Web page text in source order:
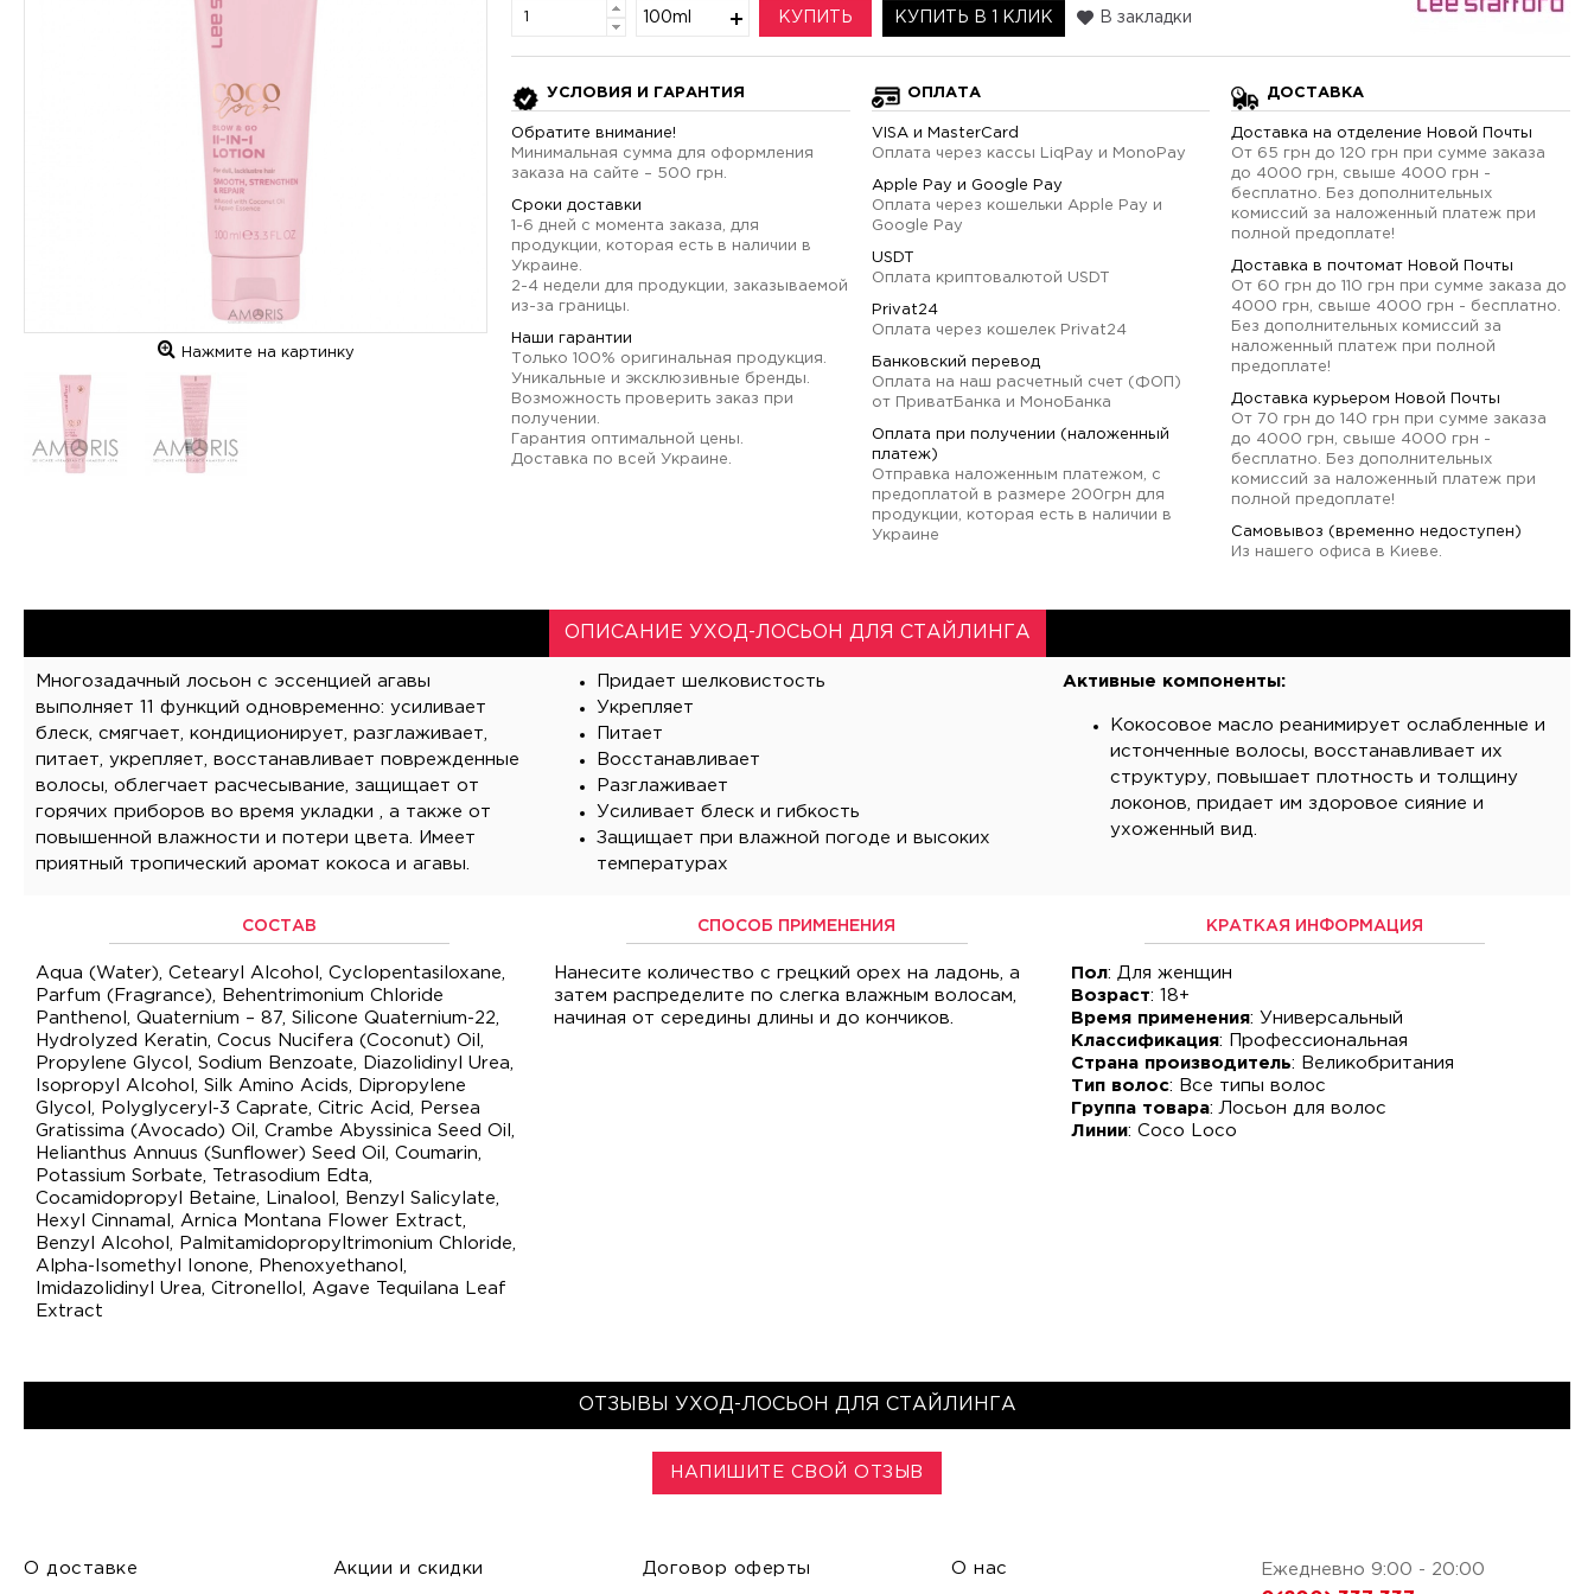
Нажмите на картинку
100ml КУПИТЬ КУПИТЬ В 1 КЛИК В закладки
УСЛОВИЯ И ГАРАНТИЯ
Обратите внимание!
Минимальная сумма для оформления
заказа на сайте – 500 грн.
Сроки доставки
1-6 дней с момента заказа, для
продукции, которая есть в наличии в
Украине.
2-4 недели для продукции, заказываемой
из-за границы.
Наши гарантии
Только 100% оригинальная продукция.
Уникальные и эксклюзивные бренды.
Возможность проверить заказ при
получении.
Гарантия оптимальной цены.
Доставка по всей Украине.
ОПЛАТА
VISA и MasterCard
Оплата через кассы LiqPay и MonoPay
Apple Pay и Google Pay
Оплата через кошельки Apple Pay и
Google Pay
USDT
Оплата криптовалютой USDT
Privat24
Оплата через кошелек Privat24
Банковский перевод
Оплата на наш расчетный счет (ФОП)
от ПриватБанка и МоноБанка
Оплата при получении (наложенный
платеж)
Отправка наложенным платежом, с
предоплатой в размере 200грн для
продукции, которая есть в наличии в
Украине
ДОСТАВКА
Доставка на отделение Новой Почты
От 65 грн до 120 грн при сумме заказа
до 4000 грн, свыше 4000 грн -
бесплатно. Без дополнительных
комиссий за наложенный платеж при
полной предоплате!
Доставка в почтомат Новой Почты
От 60 грн до 110 грн при сумме заказа до
4000 грн, свыше 4000 грн - бесплатно.
Без дополнительных комиссий за
наложенный платеж при полной
предоплате!
Доставка курьером Новой Почты
От 70 грн до 140 грн при сумме заказа
до 4000 грн, свыше 4000 грн -
бесплатно. Без дополнительных
комиссий за наложенный платеж при
полной предоплате!
Самовывоз (временно недоступен)
Из нашего офиса в Киеве.
ОПИСАНИЕ УХОД-ЛОСЬОН ДЛЯ СТАЙЛИНГА
Многозадачный лосьон с эссенцией агавы
выполняет 11 функций одновременно: усиливает
блеск, смягчает, кондиционирует, разглаживает,
питает, укрепляет, восстанавливает поврежденные
волосы, облегчает расчесывание, защищает от
горячих приборов во время укладки , а также от
повышенной влажности и потери цвета. Имеет
приятный тропический аромат кокоса и агавы.
Придает шелковистость
Укрепляет
Питает
Восстанавливает
Разглаживает
Усиливает блеск и гибкость
Защищает при влажной погоде и высоких
температурах
Активные компоненты:
Кокосовое масло реанимирует ослабленные и
истонченные волосы, восстанавливает их
структуру, повышает плотность и толщину
локонов, придает им здоровое сияние и
ухоженный вид.
СОСТАВ
Aqua (Water), Cetearyl Alcohol, Cyclopentasiloxane,
Parfum (Fragrance), Behentrimonium Chloride
Panthenol, Quaternium – 87, Silicone Quaternium-22,
Hydrolyzed Keratin, Cocus Nucifera (Coconut) Oil,
Propylene Glycol, Sodium Benzoate, Diazolidinyl Urea,
Isopropyl Alcohol, Silk Amino Acids, Dipropylene
Glycol, Polyglyceryl-3 Caprate, Citric Acid, Persea
Gratissima (Avocado) Oil, Crambe Abyssinica Seed Oil,
Helianthus Annuus (Sunflower) Seed Oil, Coumarin,
Potassium Sorbate, Tetrasodium Edta,
Cocamidopropyl Betaine, Linalool, Benzyl Salicylate,
Hexyl Cinnamal, Arnica Montana Flower Extract,
Benzyl Alcohol, Palmitamidopropyltrimonium Chloride,
Alpha-Isomethyl Ionone, Phenoxyethanol,
Imidazolidinyl Urea, Citronellol, Agave Tequilana Leaf
Extract
СПОСОБ ПРИМЕНЕНИЯ
Нанесите количество с грецкий орех на ладонь, а
затем распределите по слегка влажным волосам,
начиная от середины длины и до кончиков.
КРАТКАЯ ИНФОРМАЦИЯ
Пол: Для женщин
Возраст: 18+
Время применения: Универсальный
Классификация: Профессиональная
Страна производитель: Великобритания
Тип волос: Все типы волос
Группа товара: Лосьон для волос
Линии: Coco Loco
ОТЗЫВЫ УХОД-ЛОСЬОН ДЛЯ СТАЙЛИНГА
НАПИШИТЕ СВОЙ ОТЗЫВ
О доставке Акции и скидки Договор оферты О нас Ежедневно 9:00 - 20:00